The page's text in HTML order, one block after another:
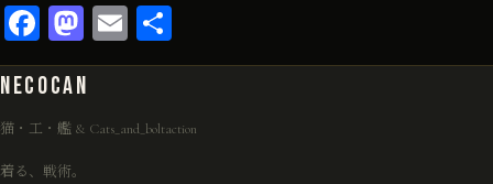
Facebook
Mastodon
Email
有
NECOCAN
猫・工・艦 & Cats_and_boltaction
着る、戦術。